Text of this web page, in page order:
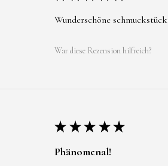
Wunderschöne
War diese Rezension hilfreich?
★ ★ ★ ★ ★
Phänomenal!